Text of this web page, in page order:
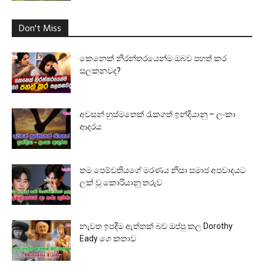
Don't Miss
කෙනෙක් නිරන්තරයෙන්ම ඔබව පහත් කර
සලකනවද?
අවසන් හුස්මතෙක් රැකගත් ඉන්දියානු – ලංකා
ආදරය
තම පෙම්වතියගේ මරණය නිසා සමාජ අපවාදයට
ලක් වූ කොරියානු තරුව
නැවත ඉපදීම ඇත්තක් බව ඔප්පු කල Dorothy
Eady ගෙ කතාව